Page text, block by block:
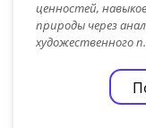
ценностей,
природы через
художественного